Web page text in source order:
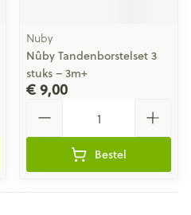
Nuby
Nûby Tandenborstelset 3
stuks – 3m+
€ 9,00
Bestel